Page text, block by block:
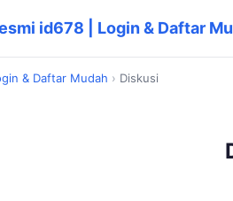
id678 | Login & Daftar
& Daftar Mudah › Diskusi